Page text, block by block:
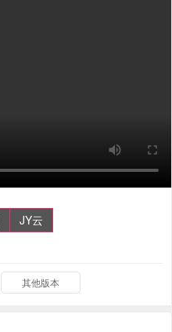
JY云
其他版本